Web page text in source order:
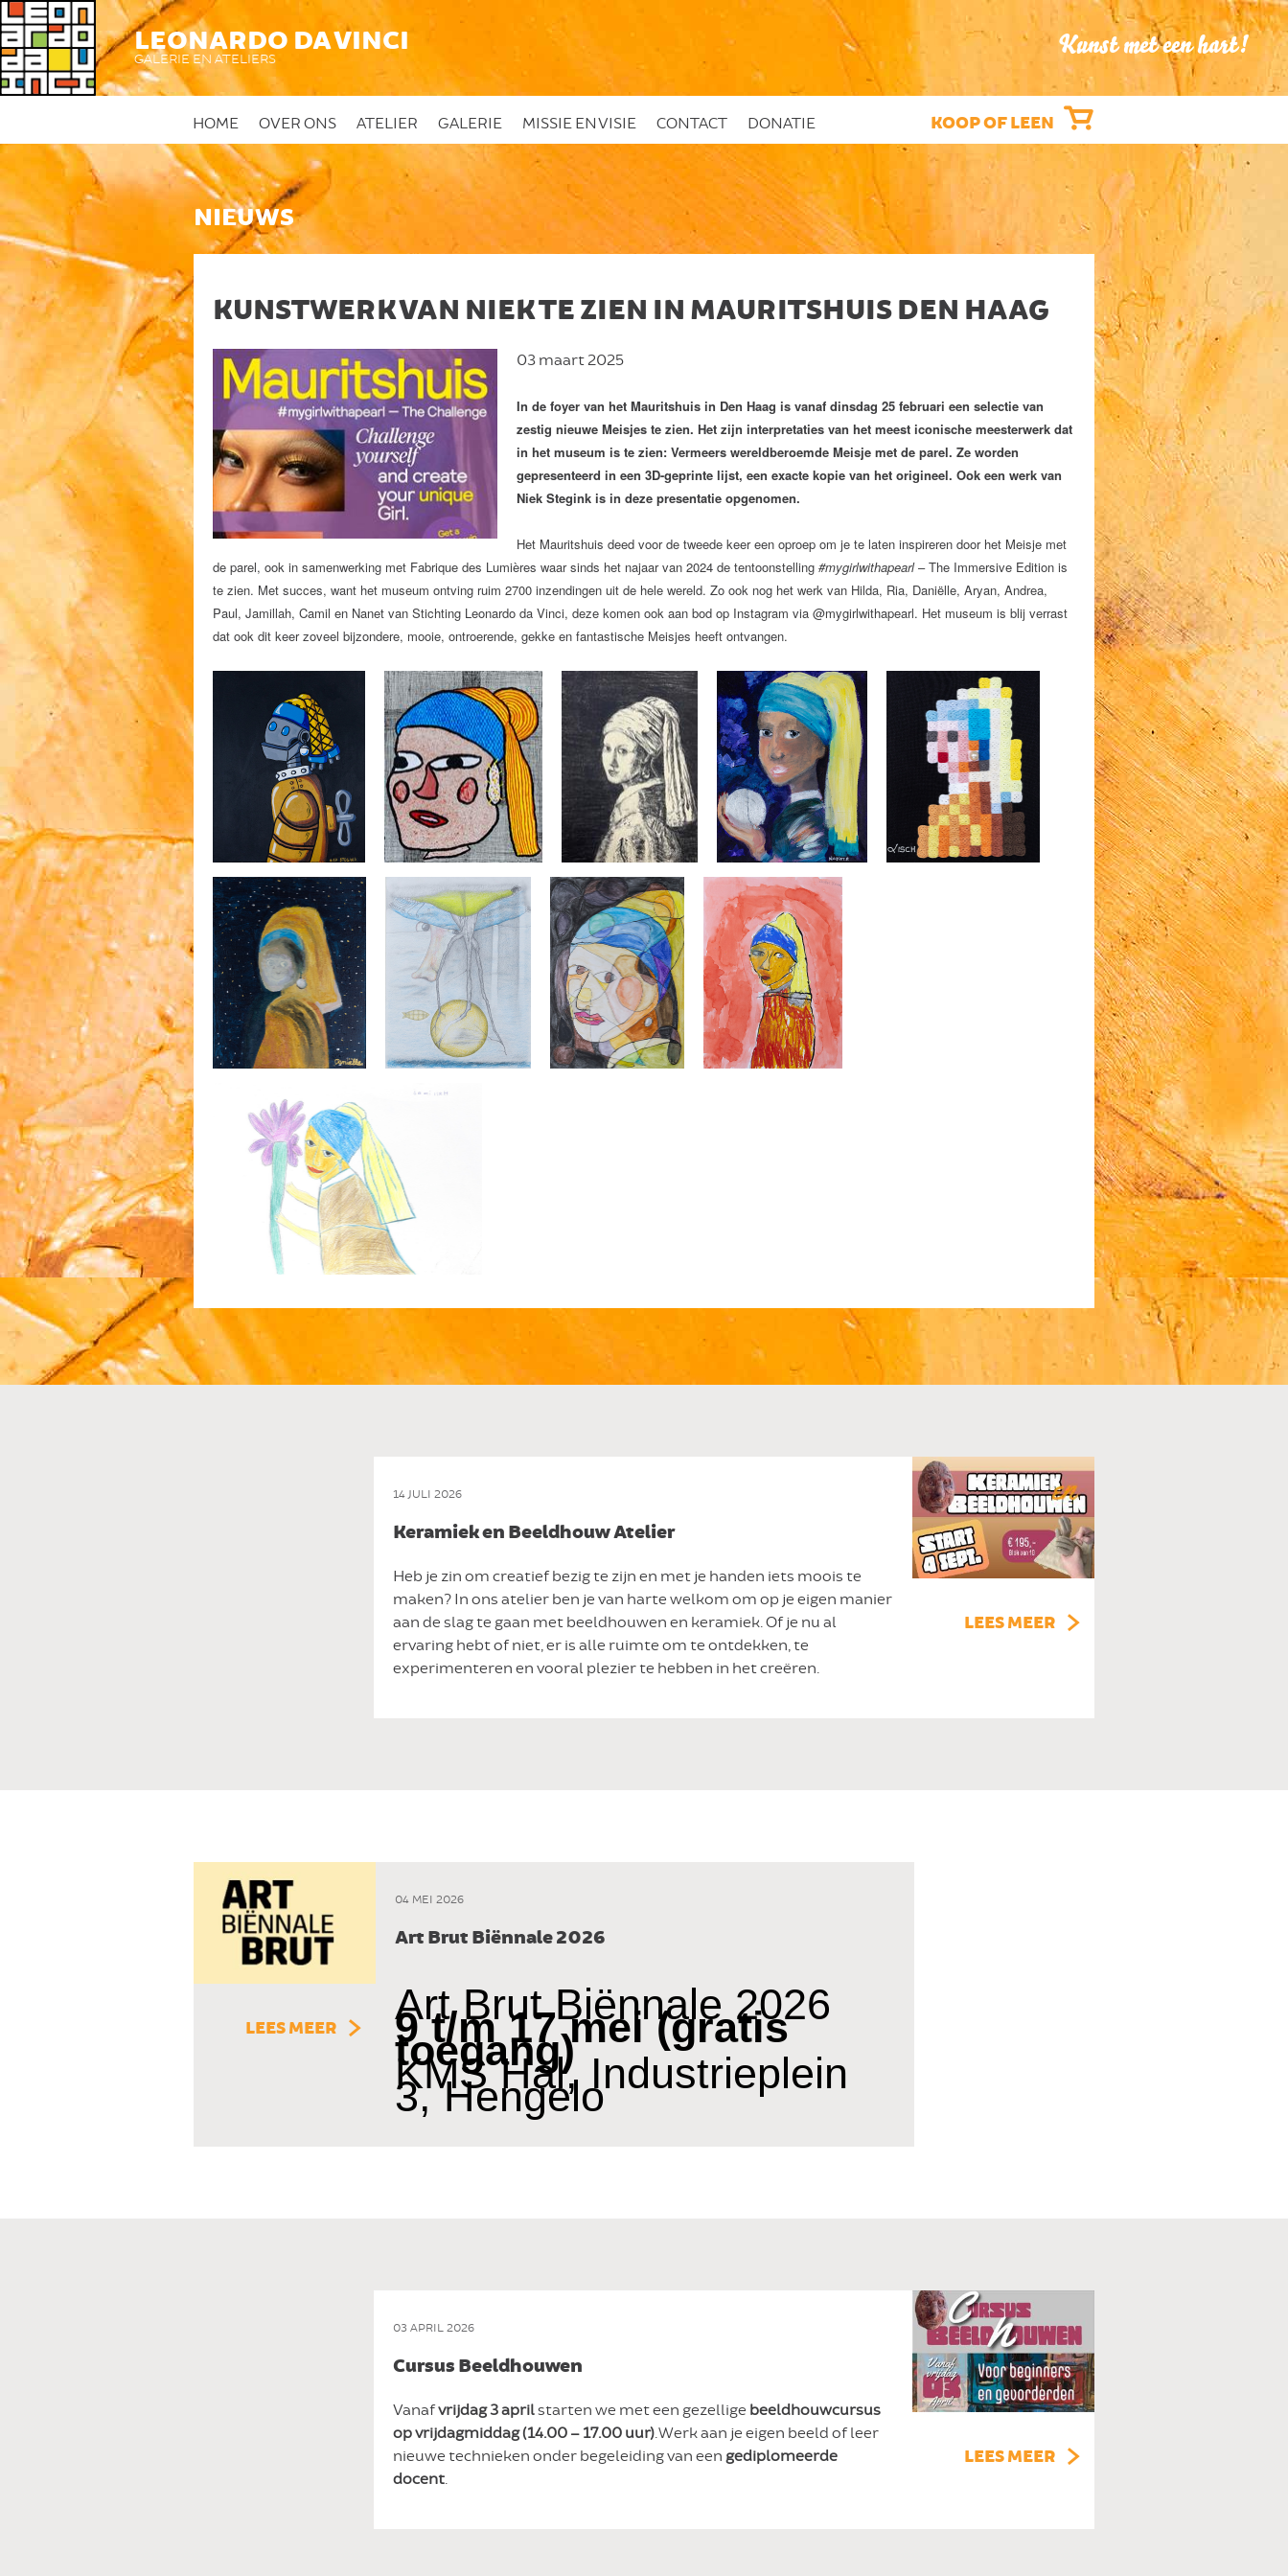
LEONARDO DA VINCI
GALERIE EN ATELIERS Kunst met een hart!
HOME OVER ONS ATELIER GALERIE MISSIE EN VISIE CONTACT DONATIE KOOP OF LEEN
NIEUWS
KUNSTWERK VAN NIEK TE ZIEN IN MAURITSHUIS DEN HAAG
03 maart 2025
In de foyer van het Mauritshuis in Den Haag is vanaf dinsdag 25 februari een selectie van
zestig nieuwe Meisjes te zien. Het zijn interpretaties van het meest iconische meesterwerk dat
in het museum is te zien: Vermeers wereldberoemde Meisje met de parel. Ze worden
gepresenteerd in een 3D-geprinte lijst, een exacte kopie van het origineel. Ook een werk van
Niek Stegink is in deze presentatie opgenomen.
Het Mauritshuis deed voor de tweede keer een oproep om je te laten inspireren door het Meisje met
de parel, ook in samenwerking met Fabrique des Lumières waar sinds het najaar van 2024 de tentoonstelling #mygirlwithapearl– The Immersive Edition is
te zien. Met succes, want het museum ontving ruim 2700 inzendingen uit de hele wereld. Zo ook nog het werk van Hilda, Ria, Daniëlle, Aryan, Andrea,
Paul, Jamillah, Camil en Nanet van Stichting Leonardo da Vinci, deze komen ook aan bod op Instagram via @mygirlwithapearl. Het museum is blij verrast
dat ook dit keer zoveel bijzondere, mooie, ontroerende, gekke en fantastische Meisjes heeft ontvangen.
14 JULI 2026
Keramiek en Beeldhouw Atelier
Heb je zin om creatief bezig te zijn en met je handen iets moois te
maken? In ons atelier ben je van harte welkom om op je eigen manier
aan de slag te gaan met beeldhouwen en keramiek. Of je nu al
ervaring hebt of niet, er is alle ruimte om te ontdekken, te
experimenteren en vooral plezier te hebben in het creëren.
LEES MEER
04 MEI 2026
Art Brut Biënnale 2026
Art Brut Biënnale 2026
9 t/m 17 mei (gratis
toegang)
KMS Hal, Industrieplein
3, Hengelo
LEES MEER
03 APRIL 2026
Cursus Beeldhouwen
Vanafvrijdag 3 aprilstarten we met een gezellige beeldhouwcursus
op vrijdagmiddag (14.00 – 17.00 uur). Werk aan je eigen beeld of leer
nieuwe technieken onder begeleiding van een gediplomeerde
docent.
LEES MEER